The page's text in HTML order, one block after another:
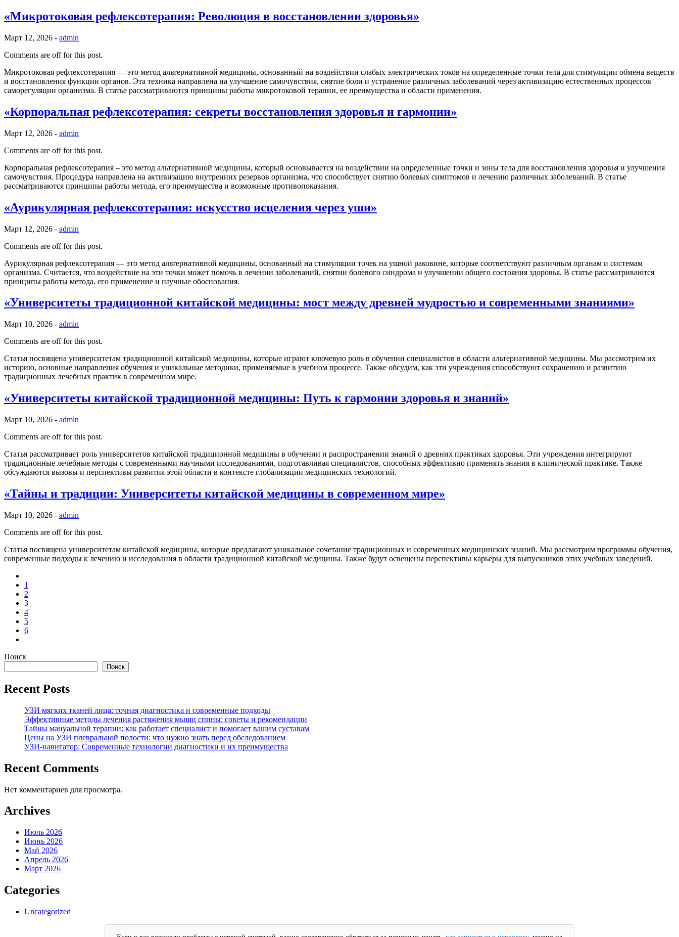
«Микротоковая рефлексотерапия: Революция в восстановлении здоровья»
Март 12, 2026 - admin
Comments are off for this post.
Микротоковая рефлексотерапия — это метод альтернативной медицины, основанный на воздействии слабых электрических токов на определенные точки тела для стимуляции обмена веществ
и восстановления функции органов. Эта техника направлена на улучшение самочувствия, снятие боли и устранение различных заболеваний через активизацию естественных процессов
саморегуляции организма. В статье рассматриваются принципы работы микротоковой терапии, ее преимущества и области применения.
«Корпоральная рефлексотерапия: секреты восстановления здоровья и гармонии»
Март 12, 2026 - admin
Comments are off for this post.
Корпоральная рефлексотерапия – это метод альтернативной медицины, который основывается на воздействии на определенные точки и зоны тела для восстановления здоровья и улучшения
самочувствия. Процедура направлена на активизацию внутренних резервов организма, что способствует снятию болевых симптомов и лечению различных заболеваний. В статье
рассматриваются принципы работы метода, его преимущества и возможные противопоказания.
«Аурикулярная рефлексотерапия: искусство исцеления через уши»
Март 12, 2026 - admin
Comments are off for this post.
Аурикулярная рефлексотерапия — это метод альтернативной медицины, основанный на стимуляции точек на ушной раковине, которые соответствуют различным органам и системам
организма. Считается, что воздействие на эти точки может помочь в лечении заболеваний, снятии болевого синдрома и улучшении общего состояния здоровья. В статье рассматриваются
принципы работы метода, его применение и научные обоснования.
«Университеты традиционной китайской медицины: мост между древней мудростью и современными знаниями»
Март 10, 2026 - admin
Comments are off for this post.
Статья посвящена университетам традиционной китайской медицины, которые играют ключевую роль в обучении специалистов в области альтернативной медицины. Мы рассмотрим их
историю, основные направления обучения и уникальные методики, применяемые в учебном процессе. Также обсудим, как эти учреждения способствуют сохранению и развитию
традиционных лечебных практик в современном мире.
«Университеты китайской традиционной медицины: Путь к гармонии здоровья и знаний»
Март 10, 2026 - admin
Comments are off for this post.
Статья рассматривает роль университетов китайской традиционной медицины в обучении и распространении знаний о древних практиках здоровья. Эти учреждения интегрируют
традиционные лечебные методы с современными научными исследованиями, подготавливая специалистов, способных эффективно применять знания в клинической практике. Также
обсуждаются вызовы и перспективы развития этой области в контексте глобализации медицинских технологий.
«Тайны и традиции: Университеты китайской медицины в современном мире»
Март 10, 2026 - admin
Comments are off for this post.
Статья посвящена университетам китайской медицины, которые предлагают уникальное сочетание традиционных и современных медицинских знаний. Мы рассмотрим программы обучения,
современные подходы к лечению и исследования в области традиционной китайской медицины. Также будут освещены перспективы карьеры для выпускников этих учебных заведений.
1
2
3
4
5
6
Поиск
Поиск
Recent Posts
УЗИ мягких тканей лица: точная диагностика и современные подходы
Эффективные методы лечения растяжения мышц спины: советы и рекомендации
Тайны мануальной терапии: как работает специалист и помогает вашим суставам
Цены на УЗИ плевральной полости: что нужно знать перед обследованием
УЗИ-навигатор: Современные технологии диагностики и их преимущества
Recent Comments
Нет комментариев для просмотра.
Archives
Июль 2026
Июнь 2026
Май 2026
Апрель 2026
Март 2026
Categories
Uncategorized